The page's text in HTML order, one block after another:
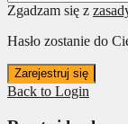
Zgadzam się z
Hasło zostanie do
Zarejestruj się
Back to Login